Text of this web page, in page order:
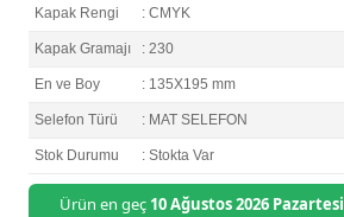
Kapak Rengi : CMYK
Kapak Gramajı : 230
En ve Boy : 135X195 mm
Selefon Türü : MAT SELEFON
Stok Durumu : Stokta Var
Ürün en geç 10 Ağustos 2026 Pazartesi